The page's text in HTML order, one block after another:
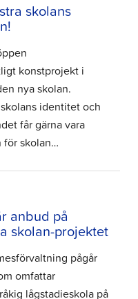
skolans
konstprojekt i
nya skolan.
identitet och
får gärna vara
för skolan…
anbud på
skolan-projektet
pågår
omfattar
lågstadieskola på